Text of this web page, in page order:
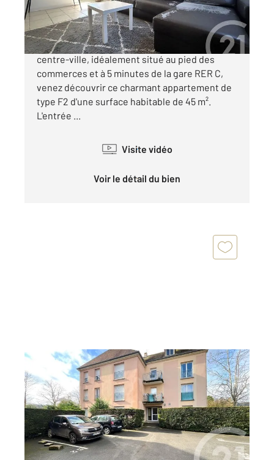
112 000 €
A vendre : Exclusivité, au cœur du quartier
centre-ville, idéalement situé au pied des
commerces et à 5 minutes de la gare RER C,
venez découvrir ce charmant appartement de
type F2 d'une surface habitable de 45 m².
L'entrée ...
Visite vidéo
Voir le détail du bien
ETAMPES 91
30,40 m 2, 2 pièces
Ref : 16819
Appartement F2 à vendre
108 000 €